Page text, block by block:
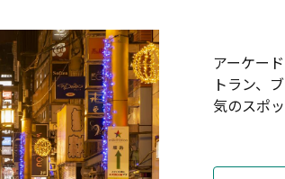
アーケー
トラン、
気のスポッ